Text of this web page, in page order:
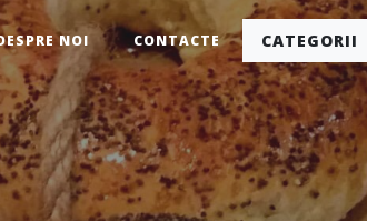
NOI CONTACTE CATEGORII